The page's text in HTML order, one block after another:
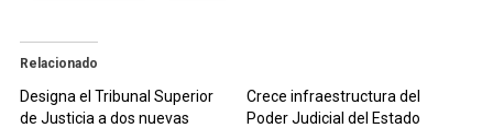
Relacionado
Designa el Tribunal Superior
de Justicia a dos nuevas
Crece infraestructura del
Poder Judicial del Estado